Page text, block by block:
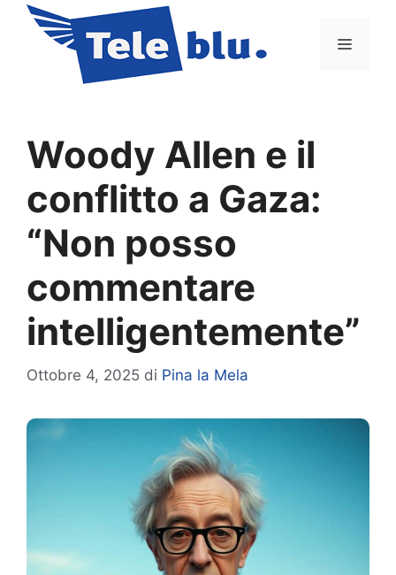
contenuto
Menu
Woody Allen e il
conflitto a Gaza:
“Non posso
commentare
intelligentemente”
Ottobre 4, 2025 di Pina la Mela